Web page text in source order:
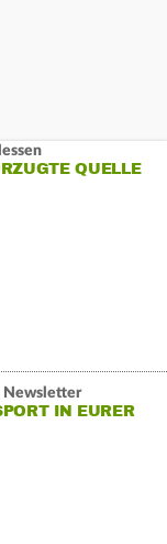
QUELLE
Newsletter
IN EURER